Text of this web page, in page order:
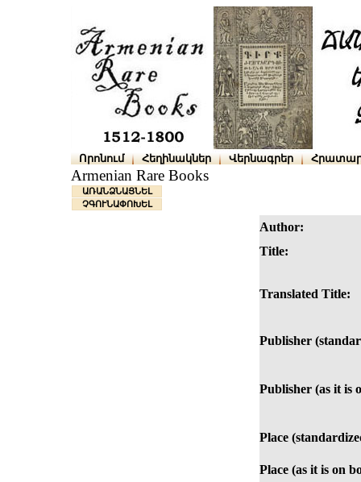
Որոնում Հեղինակներ Վերնագրեր
Armenian Rare Books
ԱՌԱՆՁՆԱՑՆԵԼ
ՉԳՈՒՆԱՓՈԽԵԼ
Author:
Title:
Translated Title:
Publisher
Publisher (as it is
Place
Place (as it is on